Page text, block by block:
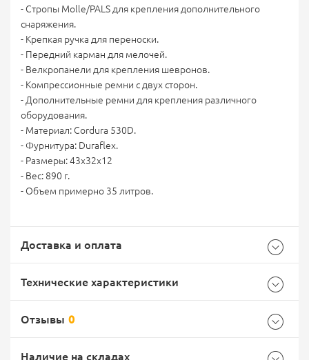
- Стропы Molle/PALS для крепления дополнительного
снаряжения.
- Крепкая ручка для переноски.
- Передний карман для мелочей.
- Велкропанели для крепления шевронов.
- Компрессионные ремни с двух сторон.
- Дополнительные ремни для крепления различного
оборудования.
- Материал: Cordura 530D.
- Фурнитура: Duraflex.
- Размеры: 43x32x12
- Вес: 890 г.
- Объем примерно 35 литров.
Доставка и оплата
Доставка Почтой России
EMS Почта России
Технические характеристики
Отзывы 0
Наличие на складах